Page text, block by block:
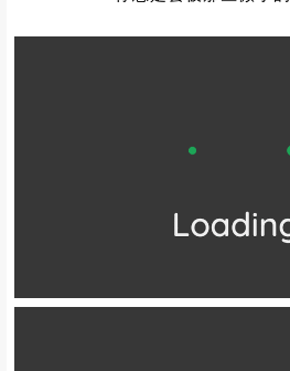
你总是会被那些微小